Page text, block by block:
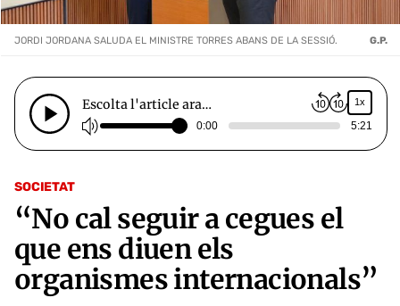
SOCIETAT
“No cal seguir a cegues el
que ens diuen els
organismes internacionals”
JORDI JORDANA SALUDA EL MINISTRE TORRES ABANS DE LA SESSIÓ. G.P.
Escolta l'article ara… 1x
0:00 5:21